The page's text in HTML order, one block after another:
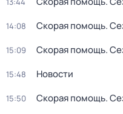
14:08 Скорая помощь.
15:09 Скорая помощь.
15:48 Новости
15:50 Скорая помощь.